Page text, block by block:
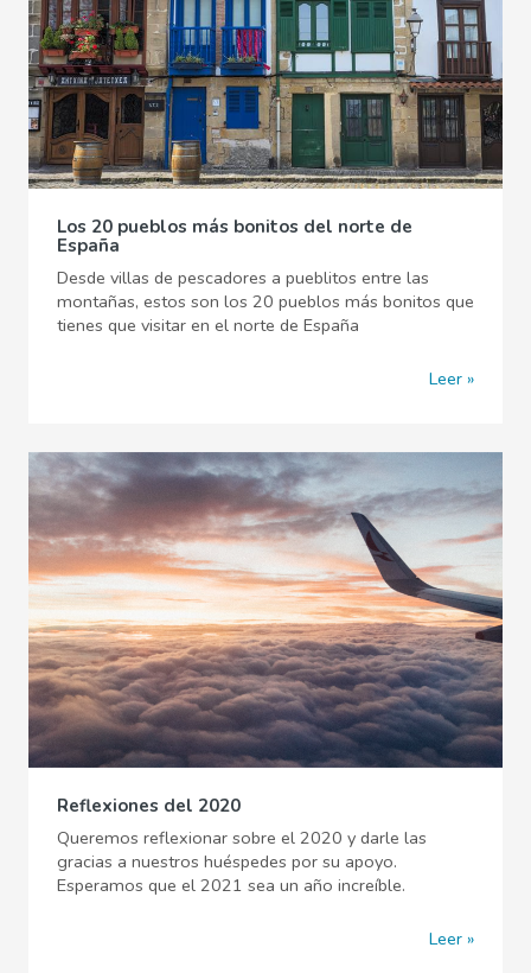
Los 20 pueblos más bonitos del norte de
España
Desde villas de pescadores a pueblitos entre las
montañas, estos son los 20 pueblos más bonitos que
tienes que visitar en el norte de España
Leer
Reflexiones del 2020
Queremos reflexionar sobre el 2020 y darle las
gracias a nuestros huéspedes por su apoyo.
Esperamos que el 2021 sea un año increíble.
Leer